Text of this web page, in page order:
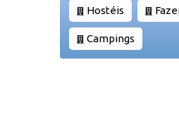
Hostéis
Campings